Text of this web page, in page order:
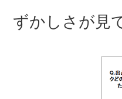
ずかしさが見